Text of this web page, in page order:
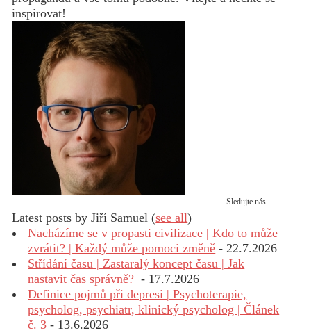
inspirovat!
Sledujte nás
Latest posts by Jiří Samuel(see all)
Nacházíme se v propasti civilizace | Kdo to může
zvrátit? | Každý může pomoci změně - 22.7.2026
Střídání času | Zastaralý koncept času | Jak
nastavit čas správně? - 17.7.2026
Definice pojmů při depresi | Psychoterapie,
psycholog, psychiatr, klinický psycholog | Článek
č. 3 - 13.6.2026